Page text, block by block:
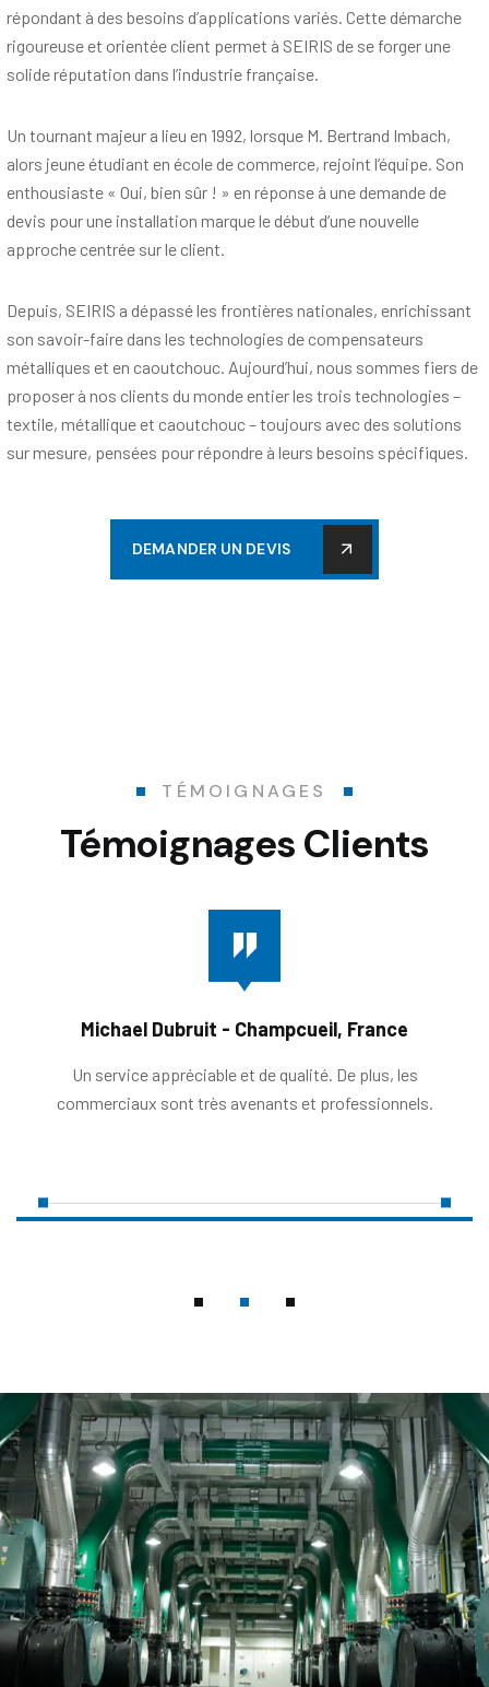
répondant à des besoins d’applications variés. Cette démarche
rigoureuse et orientée client permet à SEIRIS de se forger une
solide réputation dans l’industrie française.
Un tournant majeur a lieu en 1992, lorsque M. Bertrand Imbach,
alors jeune étudiant en école de commerce, rejoint l’équipe. Son
enthousiaste « Oui, bien sûr ! » en réponse à une demande de
devis pour une installation marque le début d’une nouvelle
approche centrée sur le client.
Depuis, SEIRIS a dépassé les frontières nationales, enrichissant
son savoir-faire dans les technologies de compensateurs
métalliques et en caoutchouc. Aujourd’hui, nous sommes fiers de
proposer à nos clients du monde entier les trois technologies –
textile, métallique et caoutchouc – toujours avec des solutions
sur mesure, pensées pour répondre à leurs besoins spécifiques.
DEMANDER UN DEVIS
TÉMOIGNAGES
Témoignages Clients
Michael Dubruit - Champcueil, France
Un service appréciable et de qualité. De plus, les
commerciaux sont très avenants et professionnels.